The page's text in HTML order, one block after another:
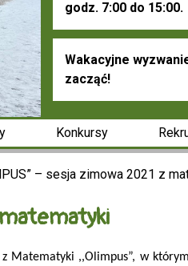
godz. 7:00 do 15:00.
Wakacyjne
zacząć!
Konkursy
– sesja zimowa 2021 z
Matematyki ,,Olimpus”, w